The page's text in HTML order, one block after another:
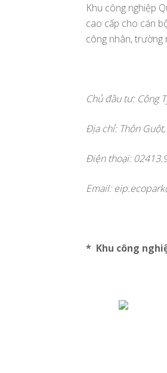
Khu công nghiệp
cao cấp cho cán
công nhân, trường
Chủ đầu tư: Công
Địa chỉ: Thôn
Điện thoại:
Email:
* Khu công